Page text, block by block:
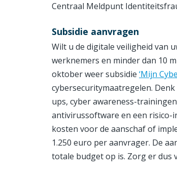
Centraal Meldpunt
Subsidie aanvragen
Wilt u de digitale veiligheid van
werknemers en minder dan 10
oktober weer subsidie ‘Mijn
cybersecuritymaatregelen.
ups, cyber awareness-
antivirussoftware en een risico-
kosten voor de aanschaf of
1.250 euro per aanvrager. De
totale budget op is. Zorg er dus